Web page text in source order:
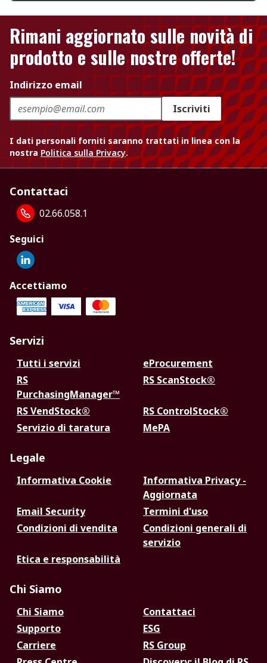
Rimani aggiornato sulle novità di
prodotto e sulle nostre offerte!
Indirizzo email
Iscriviti
I dati personali forniti saranno trattati in linea con la
nostra Politica sulla Privacy.
Contattaci
02.66.058.1
Seguici
Accettiamo
Servizi
Tutti i servizi
eProcurement
RS
PurchasingManager™
RS ScanStock®
RS VendStock®
RS ControlStock®
Servizio di taratura
MePA
Legale
Informativa Cookie
Informativa Privacy -
Aggiornata
Email Security
Termini d'uso
Condizioni di vendita
Condizioni generali di
servizio
Etica e responsabilità
Chi Siamo
Chi Siamo
Contattaci
Supporto
ESG
Carriere
RS Group